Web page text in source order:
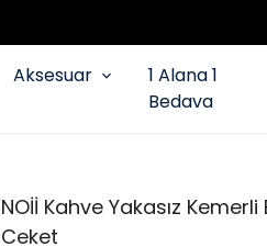
Aksesuar
1 Alana 1
Bedava
NOİİ Kahve Yakasız Kemerli
Ceket